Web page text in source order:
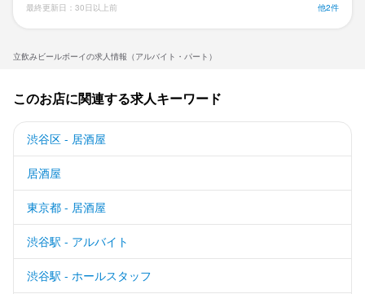
立飲みビールボーイの求人情報（アルバイト・パート）
最終更新日：30日以上前 他2件
このお店に関連する求人キーワード
渋谷区 - 居酒屋
居酒屋
東京都 - 居酒屋
渋谷駅 - アルバイト
渋谷駅 - ホールスタッフ